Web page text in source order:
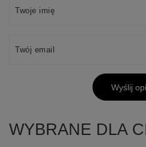
Twoje imię
Twój email
Wyślij
WYBRANE DLA